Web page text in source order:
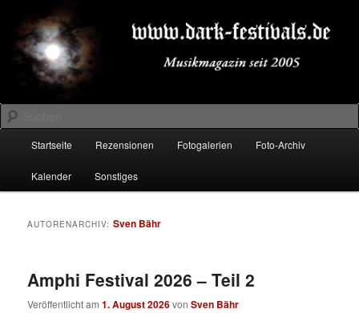
primären
Inhalt
springen
sekundären
Inhalt
springenDARK-FESTIVALS.DE
Suchen
Startseite Rezensionen Fotogalerien Foto-Archiv
Kalender Sonstiges
AUTORENARCHIV:Sven Bähr
Amphi Festival 2026 – Teil 2
Veröffentlicht am1. August 2026vonSven Bähr